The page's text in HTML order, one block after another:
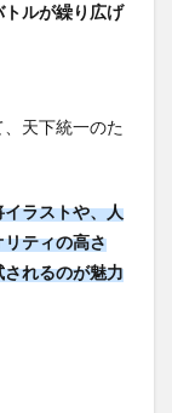
トルが繰り広げ
天下統一のた
ラストや、人
ティの高さ
れるのが魅力